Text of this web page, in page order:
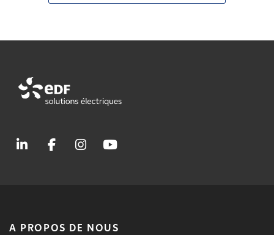
A PROPOS DE NOUS